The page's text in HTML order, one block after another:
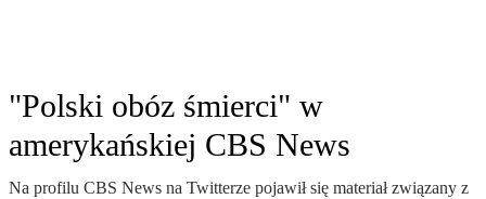
"Polski obóz śmierci" w
amerykańskiej CBS News
Na profilu CBS News na Twitterze pojawił się materiał związany z